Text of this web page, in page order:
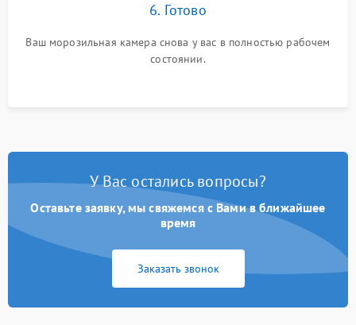
6. Готово
Ваш морозильная камера снова у вас в полностью рабочем
состоянии.
У Вас остались вопросы?
Оставьте заявку, мы свяжемся с Вами в ближайшее
время
Заказать звонок